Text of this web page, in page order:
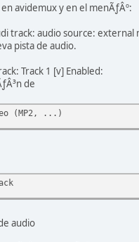
avidemux y en el menÃƒÂº:
track: audio source: external
pista de audio.
Track 1 [v] Enabled:
de
(MP2, ...)
audio